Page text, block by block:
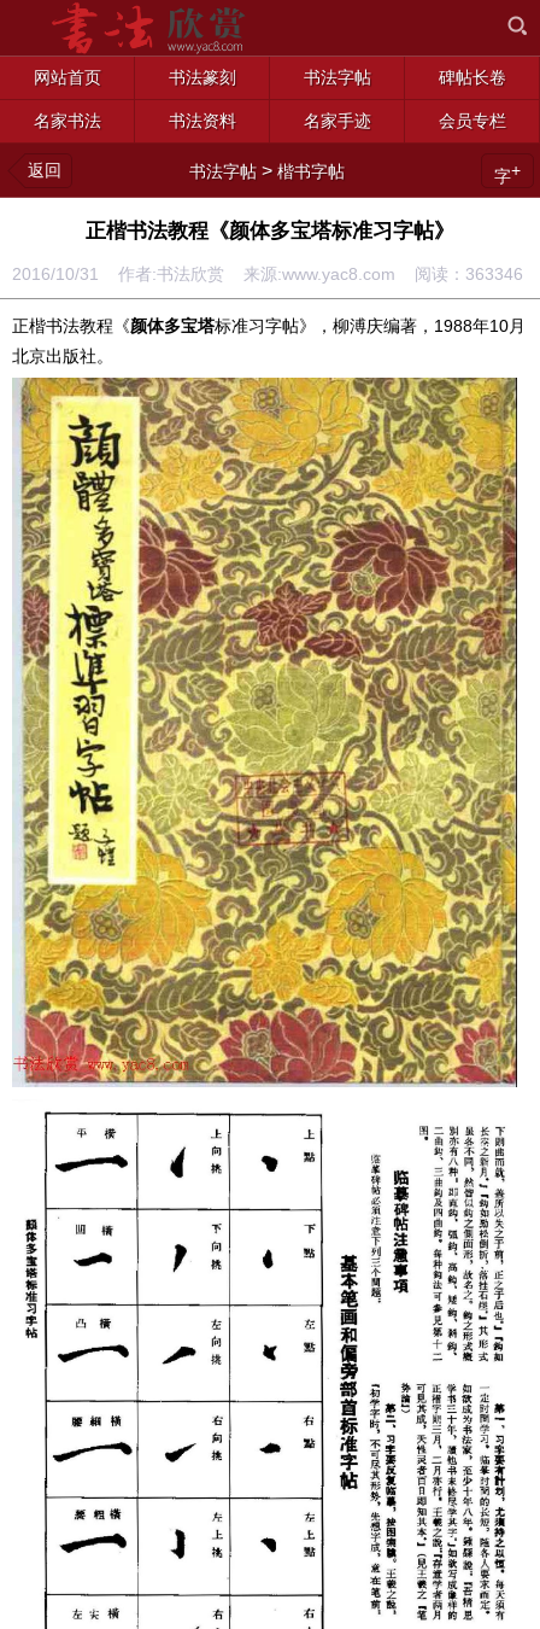
网站首页 书法篆刻 书法字帖 碑帖长卷
名家书法 书法资料 名家手迹 会员专栏
返回 书法字帖 >楷书字帖 字+
正楷书法教程《颜体多宝塔标准习字帖》
2016/10/31 作者:书法欣赏 来源:www.yac8.com 阅读： 363346
正楷书法教程《颜体多宝塔标准习字帖》，柳溥庆编著，1988年10月
北京出版社。